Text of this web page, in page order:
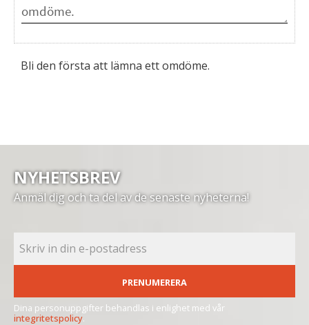
Bli den första att lämna ett omdöme.
NYHETSBREV
Anmäl dig och ta del av de senaste nyheterna!
PRENUMERERA
Dina personuppgifter behandlas i enlighet med vår
integritetspolicy.